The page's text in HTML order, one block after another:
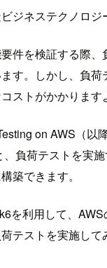
ジネステクノロジ
件を検証する際
す。しかし、負
ストがかかります
on AWS（以
負荷テストを実
築できます。
を利用して、
テストを実施して